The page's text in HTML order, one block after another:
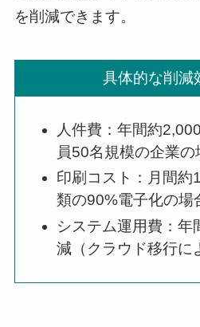
を削減できます。
具体的な削減
人件費：年間約
員50名規模の企業の
印刷コスト：月間約
類の90%電子化の場
システム運用費：年
減（クラウド移行に